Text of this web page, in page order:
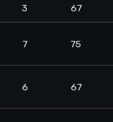
3
67
7 75
6 67